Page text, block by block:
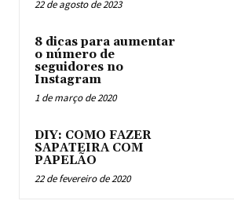
22 de agosto de 2023
8 dicas para aumentar
o número de
seguidores no
Instagram
1 de março de 2020
DIY: COMO FAZER
SAPATEIRA COM
PAPELÃO
22 de fevereiro de 2020